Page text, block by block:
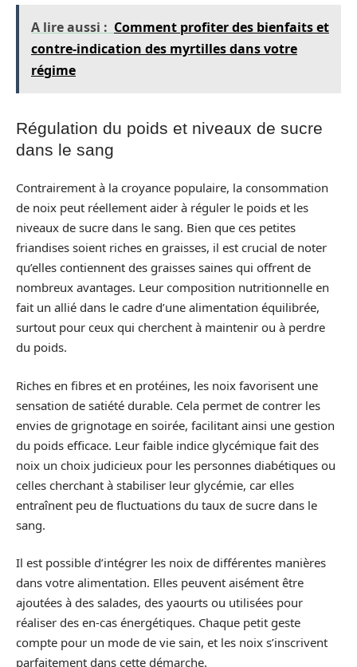
A lire aussi : Comment profiter des bienfaits et
contre-indication des myrtilles dans votre
régime
Régulation du poids et niveaux de sucre
dans le sang
Contrairement à la croyance populaire, la consommation
de noix peut réellement aider à réguler le poids et les
niveaux de sucre dans le sang. Bien que ces petites
friandises soient riches en graisses, il est crucial de noter
qu’elles contiennent des graisses saines qui offrent de
nombreux avantages. Leur composition nutritionnelle en
fait un allié dans le cadre d’une alimentation équilibrée,
surtout pour ceux qui cherchent à maintenir ou à perdre
du poids.
Riches en fibres et en protéines, les noix favorisent une
sensation de satiété durable. Cela permet de contrer les
envies de grignotage en soirée, facilitant ainsi une gestion
du poids efficace. Leur faible indice glycémique fait des
noix un choix judicieux pour les personnes diabétiques ou
celles cherchant à stabiliser leur glycémie, car elles
entraînent peu de fluctuations du taux de sucre dans le
sang.
Il est possible d’intégrer les noix de différentes manières
dans votre alimentation. Elles peuvent aisément être
ajoutées à des salades, des yaourts ou utilisées pour
réaliser des en-cas énergétiques. Chaque petit geste
compte pour un mode de vie sain, et les noix s’inscrivent
parfaitement dans cette démarche.